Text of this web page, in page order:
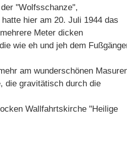
"Wolfsschanze",
hier am 20. Juli 1944 das
Meter dicken
wie eh und jeh dem
am wunderschönen
die gravitätisch durch die
Wallfahrtskirche "Heilige